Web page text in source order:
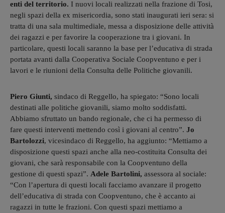
enti del territorio. I nuovi locali realizzati nella frazione di Tosi,
negli spazi della ex misericordia, sono stati inaugurati ieri sera: si
tratta di una sala multimediale, messa a disposizione delle attività
dei ragazzi e per favorire la cooperazione tra i giovani. In
particolare, questi locali saranno la base per l’educativa di strada
portata avanti dalla Cooperativa Sociale Coopventuno e per i
lavori e le riunioni della Consulta delle Politiche giovanili.
Piero Giunti, sindaco di Reggello, ha spiegato: “Sono locali
destinati alle politiche giovanili, siamo molto soddisfatti.
Abbiamo sfruttato un bando regionale, che ci ha permesso di
fare questi interventi mettendo così i giovani al centro”. Jo
Bartolozzi, vicesindaco di Reggello, ha aggiunto: “Mettiamo a
disposizione questi spazi anche alla neo-costituita Consulta dei
giovani, che sarà responsabile con la Coopventuno della
gestione di questi spazi”. Adele Bartolini, assessora al sociale:
“Con l’apertura di questi locali facciamo avanzare il progetto
dell’educativa di strada con Coopventuno, che è accanto ai
ragazzi in tutte le frazioni. Con questi spazi mettiamo a